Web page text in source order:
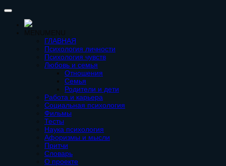
MENUMENU
ГЛАВНАЯ
Психология личности
Психология чувств
Любовь и семья
Отношения
Семья
Родители и дети
Работа и карьера
Социальная психология
Фильмы
Тесты
Наука психология
Афоризмы и мысли
Притчи
Словарь
О проекте